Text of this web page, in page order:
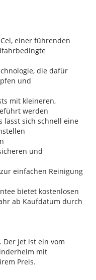
einer führenden
die dafür
und
mit kleineren,
werden
lässt sich schnell eine
und
einfachen Reinigung
bietet kostenlosen
ab Kaufdatum durch
Jet ist ein vom
mit
Preis.